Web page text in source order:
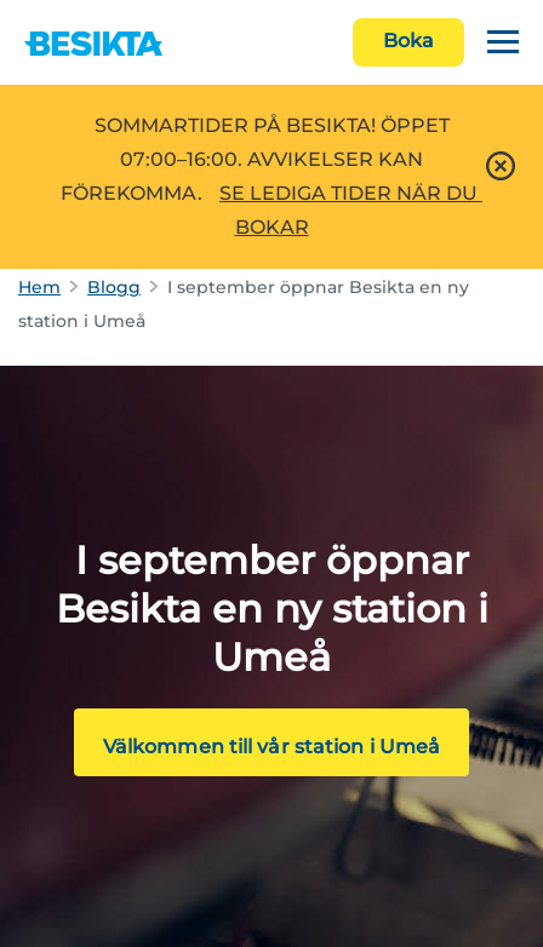
Boka
SOMMARTIDER PÅ BESIKTA! ÖPPET
07:00–16:00. AVVIKELSER KAN
FÖREKOMMA.
SE LEDIGA TIDER NÄR DU
BOKAR
Hem Blogg
I september öppnar Besikta en ny
station i Umeå
I september öppnar
Besikta en ny station i
Umeå
Välkommen till vår station i Umeå